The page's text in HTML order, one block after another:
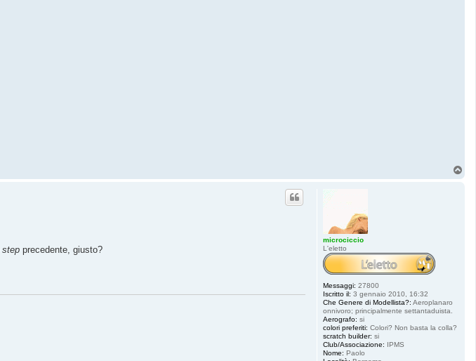
microciccio
L'eletto
Messaggi: 27800
Iscritto il: 3 gennaio 2010, 16:32
Che Genere di Modellista?: Aeroplanaro
onnivoro; principalmente settantaduista.
Aerografo: si
colori preferiti: Colori? Non basta la colla?
scratch builder: si
Club/Associazione: IPMS
Nome: Paolo
step precedente, giusto?